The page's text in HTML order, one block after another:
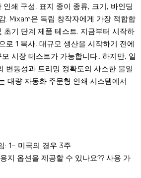
쇄 구성, 표지 종이 종류, 크기, 바인딩
. Mixam은 독립 창작자에게 가장 적합합
초기 단계 제품 테스트. 지금부터 시작하
로 1 복사, 대규모 생산을 시작하기 전에
시장 테스트가 가능합니다.. 하지만, 일
변동성과 트리밍 정확도의 사소한 불일
대량 자동화 주문형 인쇄 시스템에서
: 1– 미국의 경우 3주
지 옵션을 제공할 수 있나요?? 사용 가